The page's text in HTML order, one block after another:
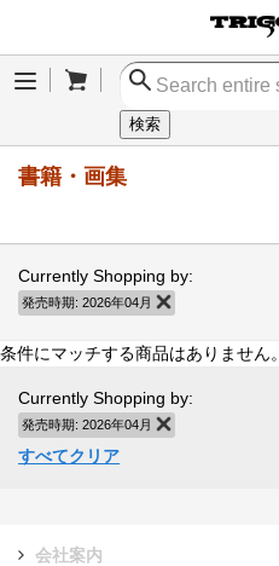
Menu
検索
書籍・画集
Currently Shopping by:
発売時期: 2026年04月
条件にマッチする商品はありません。
Currently Shopping by:
発売時期: 2026年04月
すべてクリア
会社案内